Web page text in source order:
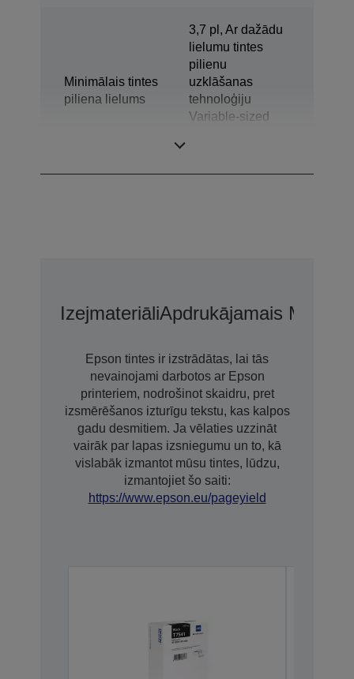
Minimālais tintes
piliena lielums
3,7 pl, Ar dažādu
lielumu tintes
pilienu
uzklāšanas
tehnoloģiju
Variable-sized
IzejmateriāliApdrukājamais
Epson tintes ir izstrādātas, lai tās
nevainojami darbotos ar Epson
printeriem, nodrošinot skaidru, pret
izsmērēšanos izturīgu tekstu, kas kalpos
gadu desmitiem. Ja vēlaties uzzināt
vairāk par lapas izsniegumu un to, kā
vislabāk izmantot mūsu tintes, lūdzu,
izmantojiet šo saiti:
https://www.epson.eu/pageyield